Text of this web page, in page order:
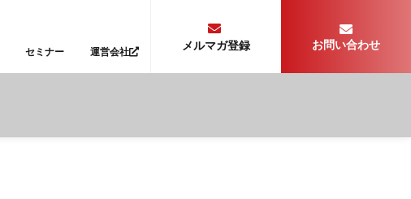
セミナー 運営会社 メルマガ登録 お問い合わせ